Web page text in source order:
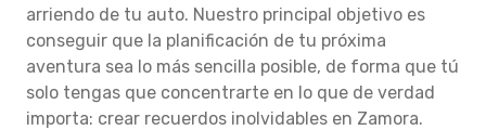
arriendo de tu auto. Nuestro principal objetivo es
conseguir que la planificación de tu próxima
aventura sea lo más sencilla posible, de forma que tú
solo tengas que concentrarte en lo que de verdad
importa: crear recuerdos inolvidables en Zamora.